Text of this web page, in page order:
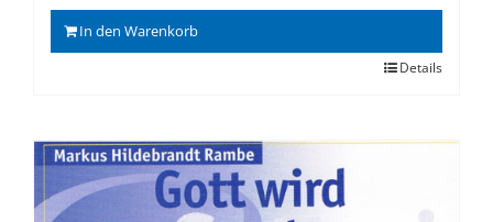
In den Warenkorb
Details